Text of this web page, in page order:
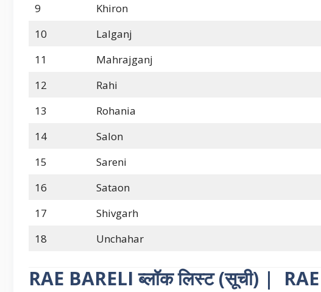
9
Khiron
10
Lalganj
11
Mahrajganj
12
Rahi
13
Rohania
14
Salon
15
Sareni
16
Sataon
17
Shivgarh
18
Unchahar
RAE BARELI ब्लॉक लिस्ट (सूची) |